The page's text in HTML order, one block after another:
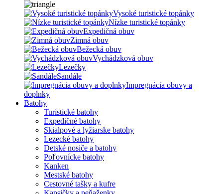
Vysoké turistické topánky
Nízke turistické topánky
Expedičná obuv
Zimná obuv
Bežecká obuv
Vychádzková obuv
Lezečky
Sandále
Impregnácia obuvy a
doplnky
Batohy
Turistické batohy
Expedičné batohy
Skialpové a lyžiarske batohy
Lezecké batohy
Detské nosiče a batohy
Poľovnícke batohy
Kanken
Mestské batohy
Cestovné tašky a kufre